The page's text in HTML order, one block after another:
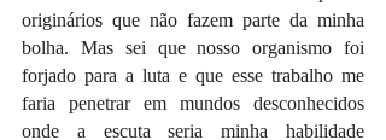
originários que não fazem parte da minha
bolha. Mas sei que nosso organismo foi
forjado para a luta e que esse trabalho me
faria penetrar em mundos desconhecidos
onde a escuta seria minha habilidade